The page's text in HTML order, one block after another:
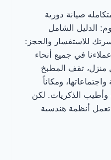
صيانة دورية
الدليل الشامل
للاستفسار والحجز:
في جميع أنحاء
منزل، تقف المطبخ
ومكاناً
الذكريات. لكن
تعمل أنظمة هندسية